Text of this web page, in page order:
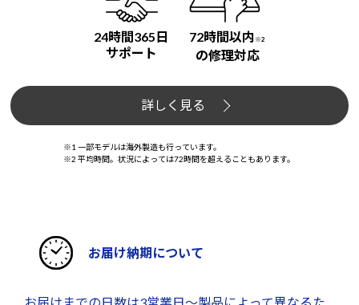
24時間365日
サポート
72時間以内 ※2
の修理対応
詳しく見る
※1 一部モデルは海外製造も行っています。
※2 平均時間。状況によっては72時間を超えることもあります。
お届け納期について
お届けまでの日数は3営業日～製品によって異なるた